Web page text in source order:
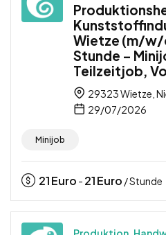
Wietze (m/w/
Stunde –
Teilzeitjob,
29323 Wietze,
29/07/2026
Minijob
21Euro - 21Euro / Stunde